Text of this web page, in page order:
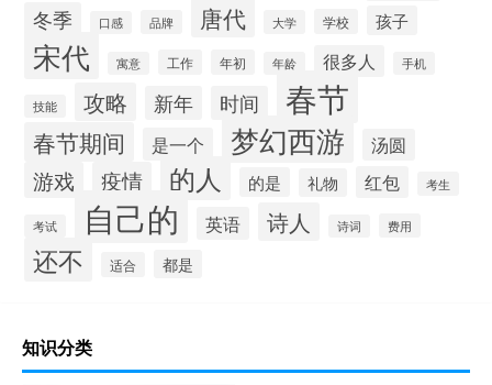
冬季 口感 品牌 唐代 大学 学校 孩子
宋代 寓意 工作 年初 年龄 很多人 手机
技能 攻略 新年 时间 春节
春节期间 是一个 梦幻西游 汤圆
游戏 疫情 的人 的是 礼物 红包 考生
考试 自己的 英语 诗人 诗词 费用
还不 适合 都是
知识分类